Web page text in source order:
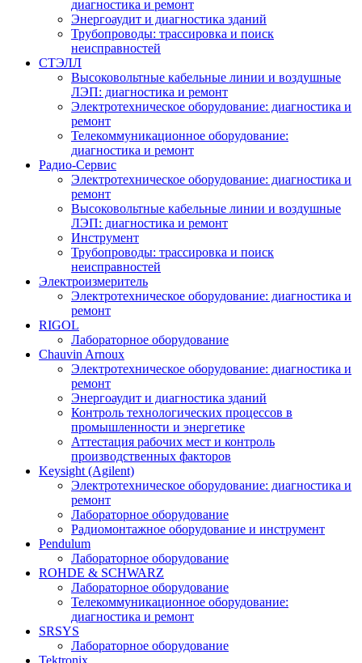
диагностика и ремонт
Энергоаудит и диагностика зданий
Трубопроводы: трассировка и поиск
неисправностей
СТЭЛЛ
Высоковольтные кабельные линии и воздушные
ЛЭП: диагностика и ремонт
Электротехническое оборудование: диагностика и
ремонт
Телекоммуникационное оборудование:
диагностика и ремонт
Радио-Cервис
Электротехническое оборудование: диагностика и
ремонт
Высоковольтные кабельные линии и воздушные
ЛЭП: диагностика и ремонт
Инструмент
Трубопроводы: трассировка и поиск
неисправностей
Электроизмеритель
Электротехническое оборудование: диагностика и
ремонт
RIGOL
Лабораторное оборудование
Chauvin Arnoux
Электротехническое оборудование: диагностика и
ремонт
Энергоаудит и диагностика зданий
Контроль технологических процессов в
промышленности и энергетике
Аттестация рабочих мест и контроль
производственных факторов
Keysight (Agilent)
Электротехническое оборудование: диагностика и
ремонт
Лабораторное оборудование
Радиомонтажное оборудование и инструмент
Pendulum
Лабораторное оборудование
ROHDE & SCHWARZ
Лабораторное оборудование
Телекоммуникационное оборудование:
диагностика и ремонт
SRSYS
Лабораторное оборудование
Tektronix